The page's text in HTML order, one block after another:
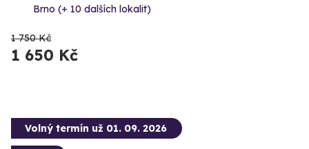
Brno (+ 10 dalších lokalit)
1 750 Kč
1 650 Kč
Volný termín už 01. 09. 2026